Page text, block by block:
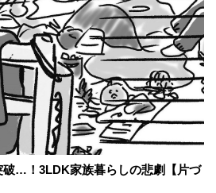
破…！3LDK家族暮らしの悲劇【片づ